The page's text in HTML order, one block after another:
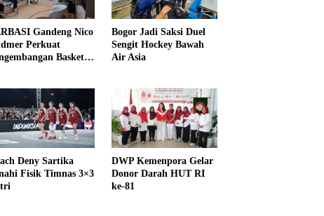
Gandeng Nico
Perkuat
Basket
Bogor Jadi Saksi Duel
Sengit Hockey Bawah
Air Asia
Deny Sartika
Fisik Timnas 3×3
DWP Kemenpora Gelar
Donor Darah HUT RI
ke-81